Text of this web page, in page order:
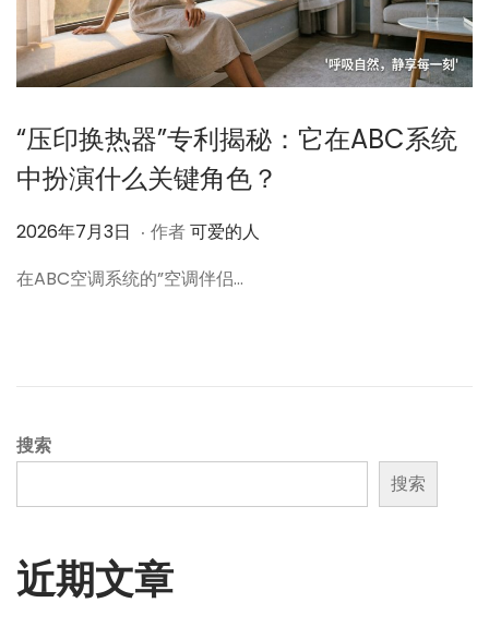
“压印换热器”专利揭秘：它在ABC系统
中扮演什么关键角色？
作
2026年7月3日 2
2
. 作者可爱的人
在ABC空调系统的”空调伴侣…
搜索
搜索
近期文章